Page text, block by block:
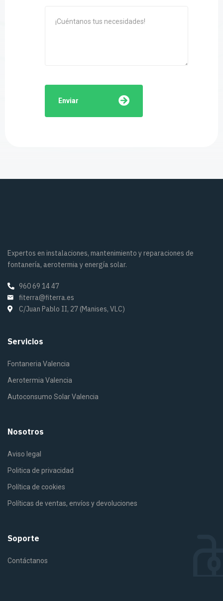
Enviar
Expertos en instalaciones, mantenimiento y reparaciones de
fontanería, aerotermia y energía solar.
960 69 14 47
fiterra@fiterra.es
C/Juan Pablo II, 27 (Manises, VLC)
Servicios
Fontaneria Valencia
Aerotermia Valencia
Autoconsumo Solar Valencia
Nosotros
Aviso legal
Politica de privacidad
Política de cookies
Políticas de ventas, envíos y devoluciones
Soporte
Contáctanos